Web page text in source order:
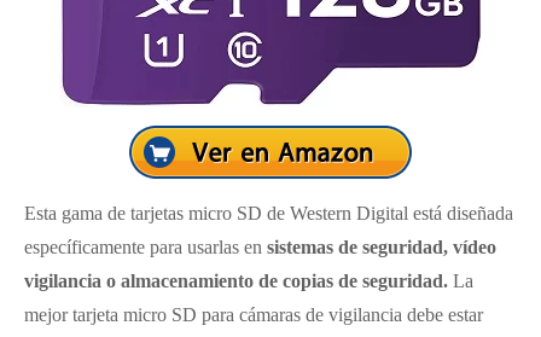
Esta gama de tarjetas micro SD de Western Digital está diseñada
específicamente para usarlas en sistemas de seguridad, vídeo
vigilancia o almacenamiento de copias de seguridad. La
mejor tarjeta micro SD para cámaras de vigilancia debe estar